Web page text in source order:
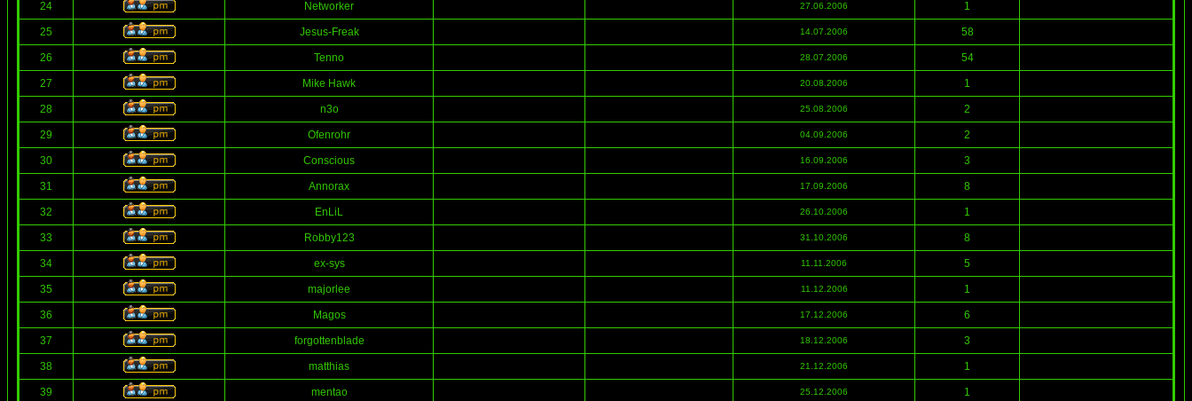
24 Networker 27.06.2006 1
25 Jesus-Freak 14.07.2006 58
26 Tenno 28.07.2006 54
27 Mike Hawk 20.08.2006 1
28 n3o 25.08.2006 2
29 Ofenrohr 04.09.2006 2
30 Conscious 16.09.2006 3
31 Annorax 17.09.2006 8
32 EnLiL 26.10.2006 1
33 Robby123 31.10.2006 8
34 ex-sys 11.11.2006 5
35 majorlee 11.12.2006 1
36 Magos 17.12.2006 6
37 forgottenblade 18.12.2006 3
38 matthias 21.12.2006 1
39 mentao 25.12.2006 1